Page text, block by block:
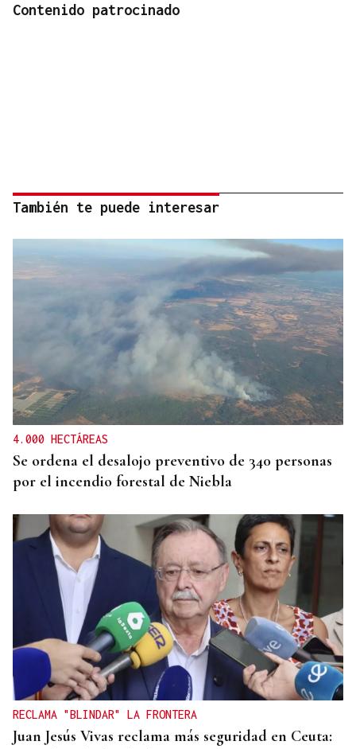
Contenido patrocinado
También te puede interesar
4.000 HECTÁREAS
Se ordena el desalojo preventivo de 340 personas
por el incendio forestal de Niebla
RECLAMA "BLINDAR" LA FRONTERA
Juan Jesús Vivas reclama más seguridad en Ceuta: